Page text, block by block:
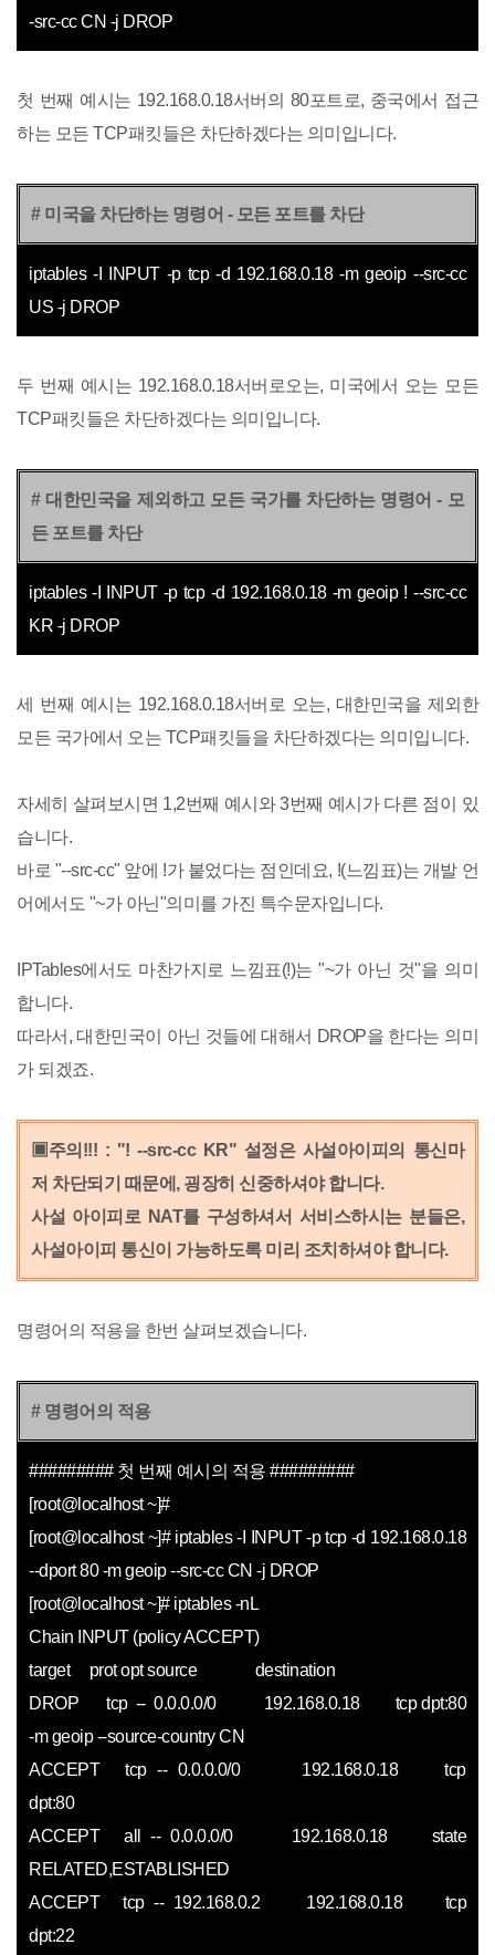
-src-cc CN -j DROP
첫 번째 예시는 192.168.0.18서버의 80포트로, 중국에서 접근
하는 모든 TCP패킷들은 차단하겠다는 의미입니다.
# 미국을 차단하는 명령어 - 모든 포트를 차단
iptables -I INPUT -p tcp -d 192.168.0.18 -m geoip --src-cc
US -j DROP
두 번째 예시는 192.168.0.18서버로오는, 미국에서 오는 모든
TCP패킷들은 차단하겠다는 의미입니다.
# 대한민국을 제외하고 모든 국가를 차단하는 명령어 - 모
든 포트를 차단
iptables -I INPUT -p tcp -d 192.168.0.18 -m geoip ! --src-cc
KR -j DROP
세 번째 예시는 192.168.0.18서버로 오는, 대한민국을 제외한
모든 국가에서 오는 TCP패킷들을 차단하겠다는 의미입니다.
자세히 살펴보시면 1,2번째 예시와 3번째 예시가 다른 점이 있
습니다.
바로 "--src-cc" 앞에 !가 붙었다는 점인데요, !(느낌표)는 개발 언
어에서도 "~가 아닌"의미를 가진 특수문자입니다.
IPTables에서도 마찬가지로 느낌표(!)는 "~가 아닌 것"을 의미
합니다.
따라서, 대한민국이 아닌 것들에 대해서 DROP을 한다는 의미
가 되겠죠.
▣주의!!! : "! --src-cc KR" 설정은 사설아이피의 통신마
저 차단되기 때문에, 굉장히 신중하셔야 합니다.
사설 아이피로 NAT를 구성하셔서 서비스하시는 분들은,
사설아이피 통신이 가능하도록 미리 조치하셔야 합니다.
명령어의 적용을 한번 살펴보겠습니다.
# 명령어의 적용
######### 첫 번째 예시의 적용 #########
[root@localhost ~]#
[root@localhost ~]# iptables -I INPUT -p tcp -d 192.168.0.18
--dport 80 -m geoip --src-cc CN -j DROP
[root@localhost ~]# iptables -nL
Chain INPUT (policy ACCEPT)
target prot opt source destination
DROP tcp -- 0.0.0.0/0 192.168.0.18 tcp dpt:80
-m geoip --source-country CN
ACCEPT tcp -- 0.0.0.0/0 192.168.0.18 tcp
dpt:80
ACCEPT all -- 0.0.0.0/0 192.168.0.18 state
RELATED,ESTABLISHED
ACCEPT tcp -- 192.168.0.2 192.168.0.18 tcp
dpt:22